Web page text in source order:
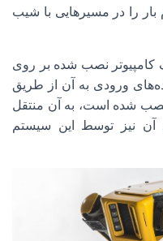
و ۱۵۰ کیلوگرم بار را در مسیرهایی با شیب
کامپیوتر نصب شده بر روی
ورودی به آن از طریق
شده است، به آن منتقل
آن نیز توسط این سیستم